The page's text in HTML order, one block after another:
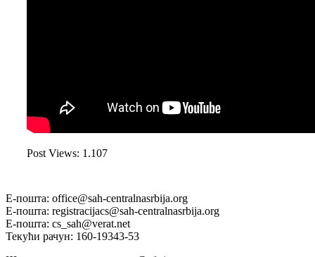
Post Views: 1.107
Е-пошта: office@sah-centralnasrbija.org
Е-пошта: registracijacs@sah-centralnasrbija.org
Е-пошта: cs_sah@verat.net
Текући рачун: 160-19343-53